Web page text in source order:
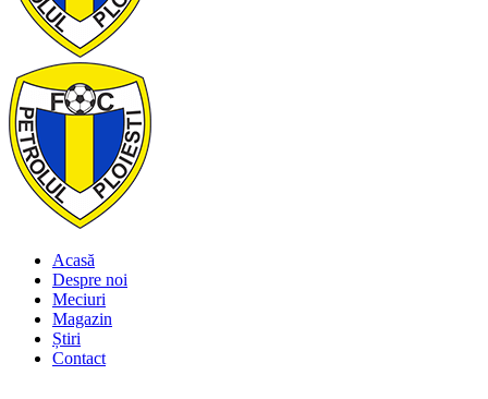
Acasă
Despre noi
Meciuri
Magazin
Știri
Contact